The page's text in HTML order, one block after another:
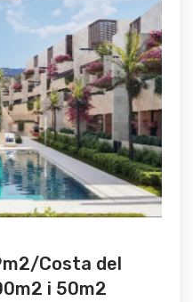
Costa del
i 50m2